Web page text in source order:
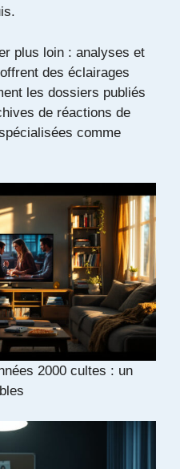
plus loin : analyses et
des éclairages
les dossiers publiés
de réactions de
comme
2000 cultes : un